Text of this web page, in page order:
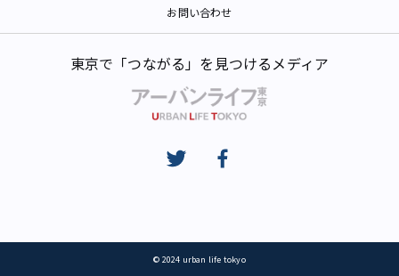
お問い合わせ
東京で「つながる」を見つけるメディア
© 2024 urban life tokyo